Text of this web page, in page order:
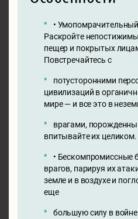
•
Раскройте
пещер и покрытых
Повстречайтесь с
потусторонними
цивилизаций в
мире — и все это в
врагами,
впитывайте их целиком.
• Бескомпромиссные
врагов, парируя их
земле и в воздухе и
еще
большую силу в